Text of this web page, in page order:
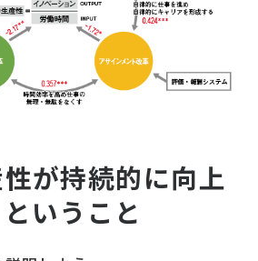
が持続的に向上
いうこと